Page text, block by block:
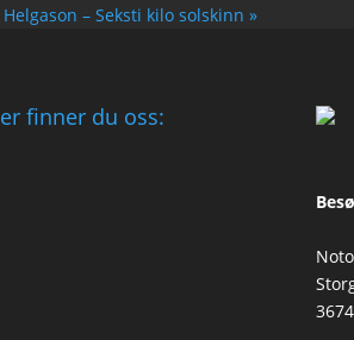
– Seksti kilo solskinn »
finner du oss: